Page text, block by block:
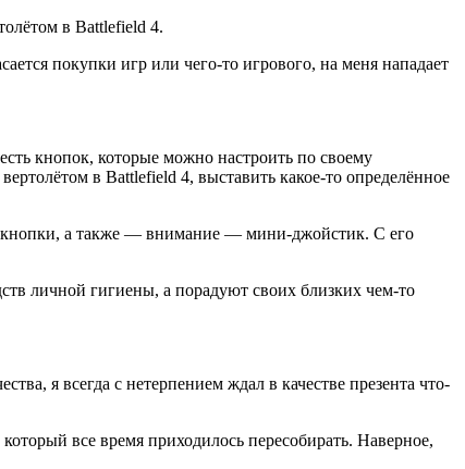
в Battlefield 4.
покупки игр или чего-то игрового, на меня нападает
кнопок, которые можно настроить по своему
в Battlefield 4, выставить какое-то определённое
кнопки, а также — внимание — мини-джойстик. С его
личной гигиены, а порадуют своих близких чем-то
я всегда с нетерпением ждал в качестве презента что-
все время приходилось пересобирать. Наверное,